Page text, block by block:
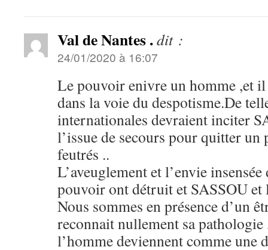
Val de Nantes .dit :
24/01/2020 à 16:07
Le pouvoir enivre un homme ,et
dans la voie du despotisme.De
internationales devraient inciter
l’issue de secours pour quitter un
feutrés ..
L’aveuglement et l’envie
pouvoir ont détruit et SASSOU
Nous sommes en présence d’un
reconnait nullement sa pathologie
l’homme deviennent comme une